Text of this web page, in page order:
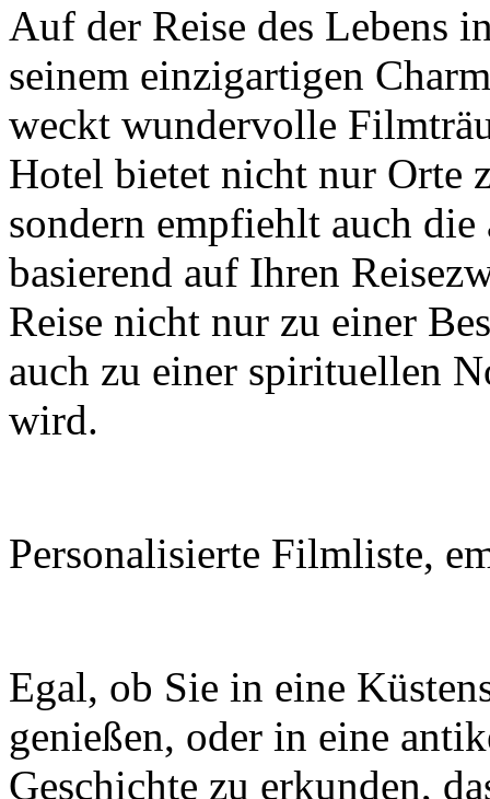
Auf der Reise des Lebens
seinem einzigartigen
weckt wundervolle
Hotel bietet nicht nur Orte
sondern empfiehlt auch
basierend auf Ihren
Reise nicht nur zu einer
auch zu einer spirituellen
wird.
Personalisierte Filmliste,
Egal, ob Sie in eine
genießen, oder in eine
Geschichte zu erkunden,